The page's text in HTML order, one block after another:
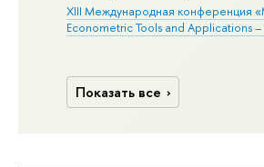
XIII Международная конференция
Econometric Tools and Applications –
Показать все